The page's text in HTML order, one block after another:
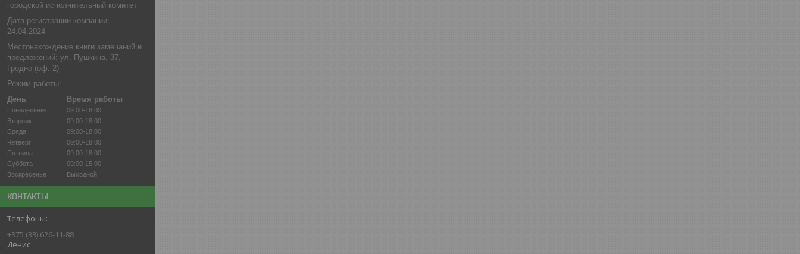
городской исполнительный комитет
Дата регистрации компании:
24.04.2024
Местонахождение книги замечаний и
предложений: ул. Пушкина, 37,
Гродно (оф. 2)
Режим работы:
День
Время работы
Понедельник
09:00-18:00
Вторник
09:00-18:00
Среда
09:00-18:00
Четверг
09:00-18:00
Пятница
09:00-18:00
Суббота
09:00-15:00
Воскресенье
Выходной
КОНТАКТЫ
+375 (33) 626-11-88
Денис